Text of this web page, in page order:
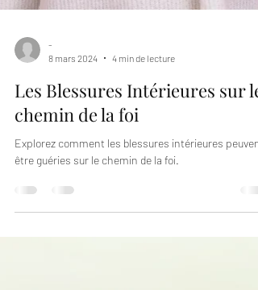
-
8 mars 2024
4 min de lecture
Les Blessures Intérieures sur le
chemin de la foi
Explorez comment les blessures intérieures peuvent